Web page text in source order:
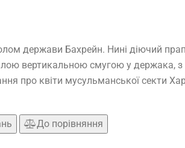
держави Бахрейн. Нині діючий
вертикальною смугою у держака,
про квіти мусульманської секти
До порівняння